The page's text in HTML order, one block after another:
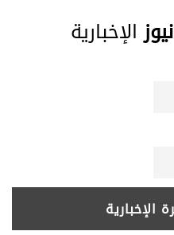
الإخبارية